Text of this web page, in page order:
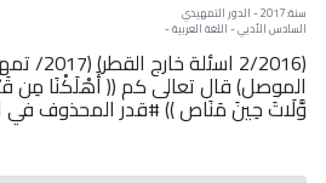
سنة: 2017 - الدور التمهيدي
السادس الأدبي - اللغة العربية -
الموصل) قال تعالى كم (( أَهْلَكْنَا مِن
وَّلَاتَ حِينَ مَنَاص )) #قدر المحذوف في